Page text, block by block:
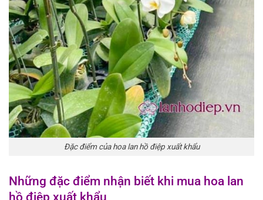
Đặc điểm của hoa lan hồ điệp xuất khẩu
Những đặc điểm nhận biết khi mua hoa lan